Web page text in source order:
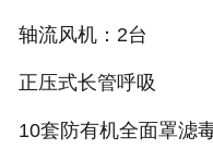
轴流风机：2台
正压式长管呼吸
10套防有机全面罩